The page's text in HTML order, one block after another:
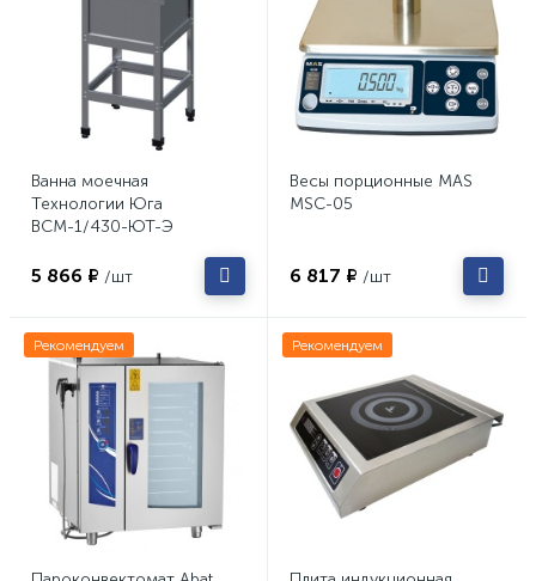
Ванна моечная
Технологии Юга
ВСМ-1/430-ЮТ-Э
5 866 ₽ /шт
Весы порционные MAS
MSC-05
6 817 ₽ /шт
Рекомендуем Рекомендуем